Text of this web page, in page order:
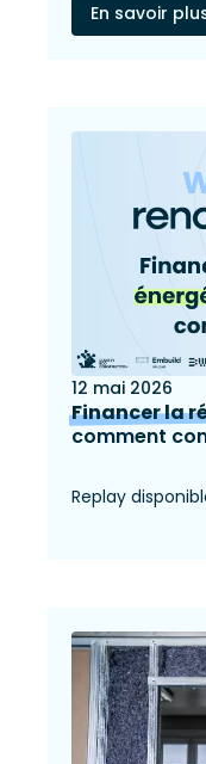
En savoir
12 mai 2026
Financer la
comment
Replay